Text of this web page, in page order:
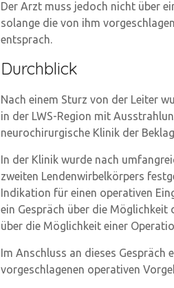
Der Arzt muss jedoch nicht über
solange die von ihm
entsprach.
Durchblick
Nach einem Sturz von der Leiter
in der LWS-Region mit
neurochirurgische Klinik der
In der Klinik wurde nach
zweiten Lendenwirbelkörpers
Indikation für einen operativen
ein Gespräch über die
über die Möglichkeit einer
Im Anschluss an dieses
vorgeschlagenen operativen